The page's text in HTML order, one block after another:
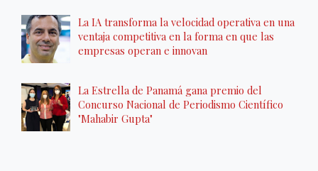
La IA transforma la velocidad operativa en una
ventaja competitiva en la forma en que las
empresas operan e innovan
La Estrella de Panamá gana premio del
Concurso Nacional de Periodismo Científico
"Mahabir Gupta"